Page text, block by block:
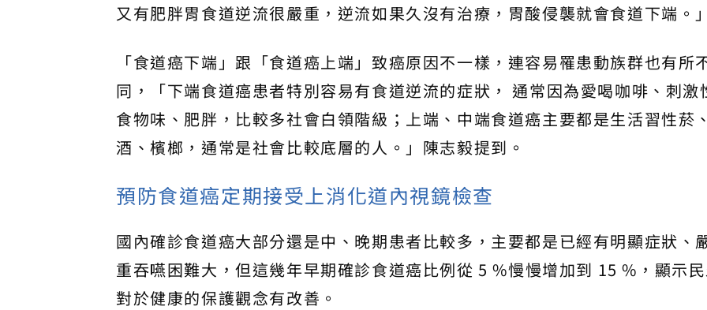
又有肥胖胃食道逆流很嚴重，逆流如果久沒有治療，胃酸侵襲就會食道下端。」
「食道癌下端」跟「食道癌上端」致癌原因不一樣，連容易罹患動族群也有所
同，「下端食道癌患者特別容易有食道逆流的症狀， 通常因為愛喝咖啡、刺激
食物味、肥胖，比較多社會白領階級；上端、中端食道癌主要都是生活習性菸、
酒、檳榔，通常是社會比較底層的人。」陳志毅提到。
預防食道癌定期接受上消化道內視鏡檢查
國內確診食道癌大部分還是中、晚期患者比較多，主要都是已經有明顯症狀、
重吞嚥困難大，但這幾年早期確診食道癌比例從 5 %慢慢增加到 15 %，顯示
對於健康的保護觀念有改善。